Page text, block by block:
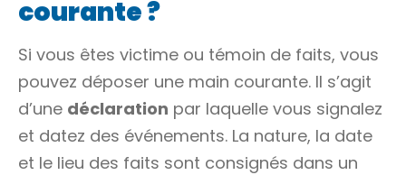
courante ?
Si vous êtes victime ou témoin de faits, vous
pouvez déposer une main courante. Il s’agit
d’une déclaration par laquelle vous signalez
et datez des événements. La nature, la date
et le lieu des faits sont consignés dans un